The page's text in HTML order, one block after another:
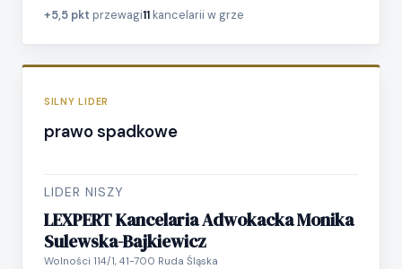
+5,5 pkt przewagi11 kancelarii w grze
SILNY LIDER
prawo spadkowe
LIDER NISZY
LEXPERT Kancelaria Adwokacka Monika
Sulewska-Bajkiewicz
Wolności 114/1, 41-700 Ruda Śląska